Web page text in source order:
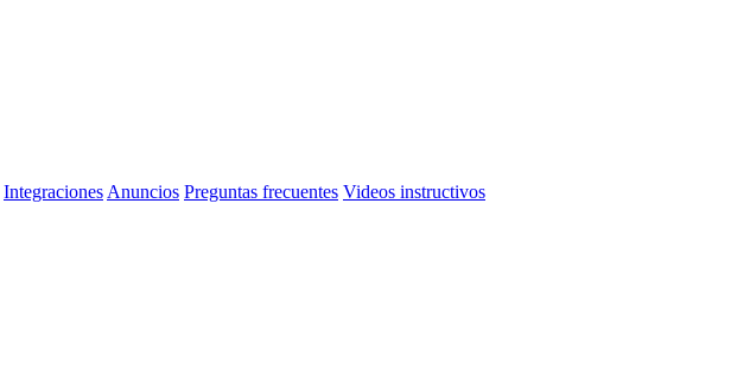
Integraciones Anuncios Preguntas frecuentes Videos instructivos